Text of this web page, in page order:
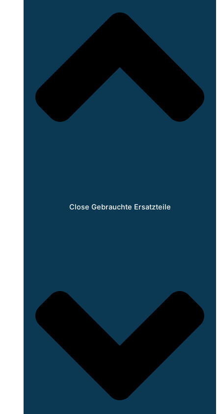
Close Gebrauchte Ersatzteile